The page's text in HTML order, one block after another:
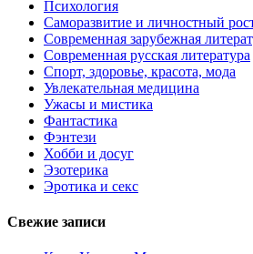
Психология
Саморазвитие и личностный
Современная зарубежная
Современная русская литература
Спорт, здоровье, красота, мода
Увлекательная медицина
Ужасы и мистика
Фантастика
Фэнтези
Хобби и досуг
Эзотерика
Эротика и секс
Свежие записи